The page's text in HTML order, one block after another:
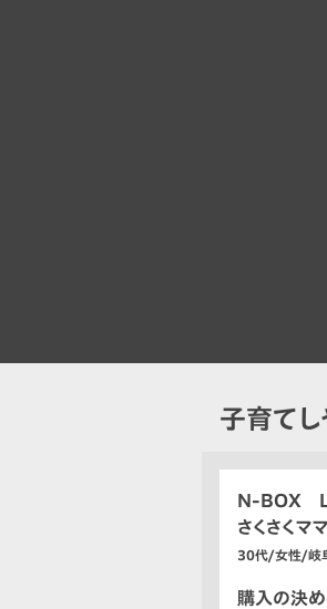
子育て
N-BOX L
さくさくマ
30代/女性/岐
購入の決